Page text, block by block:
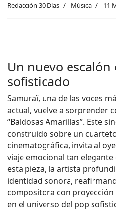
Redacción 30 Días Música 11
Un nuevo escalón
sofisticado
Samuraï, una de las voces
actual, vuelve a sorprender
“Baldosas Amarillas”. Este
construido sobre un
cinematográfica, invita al
viaje emocional tan elegante
esta pieza, la artista
identidad sonora,
compositora con proyección
en el universo del pop